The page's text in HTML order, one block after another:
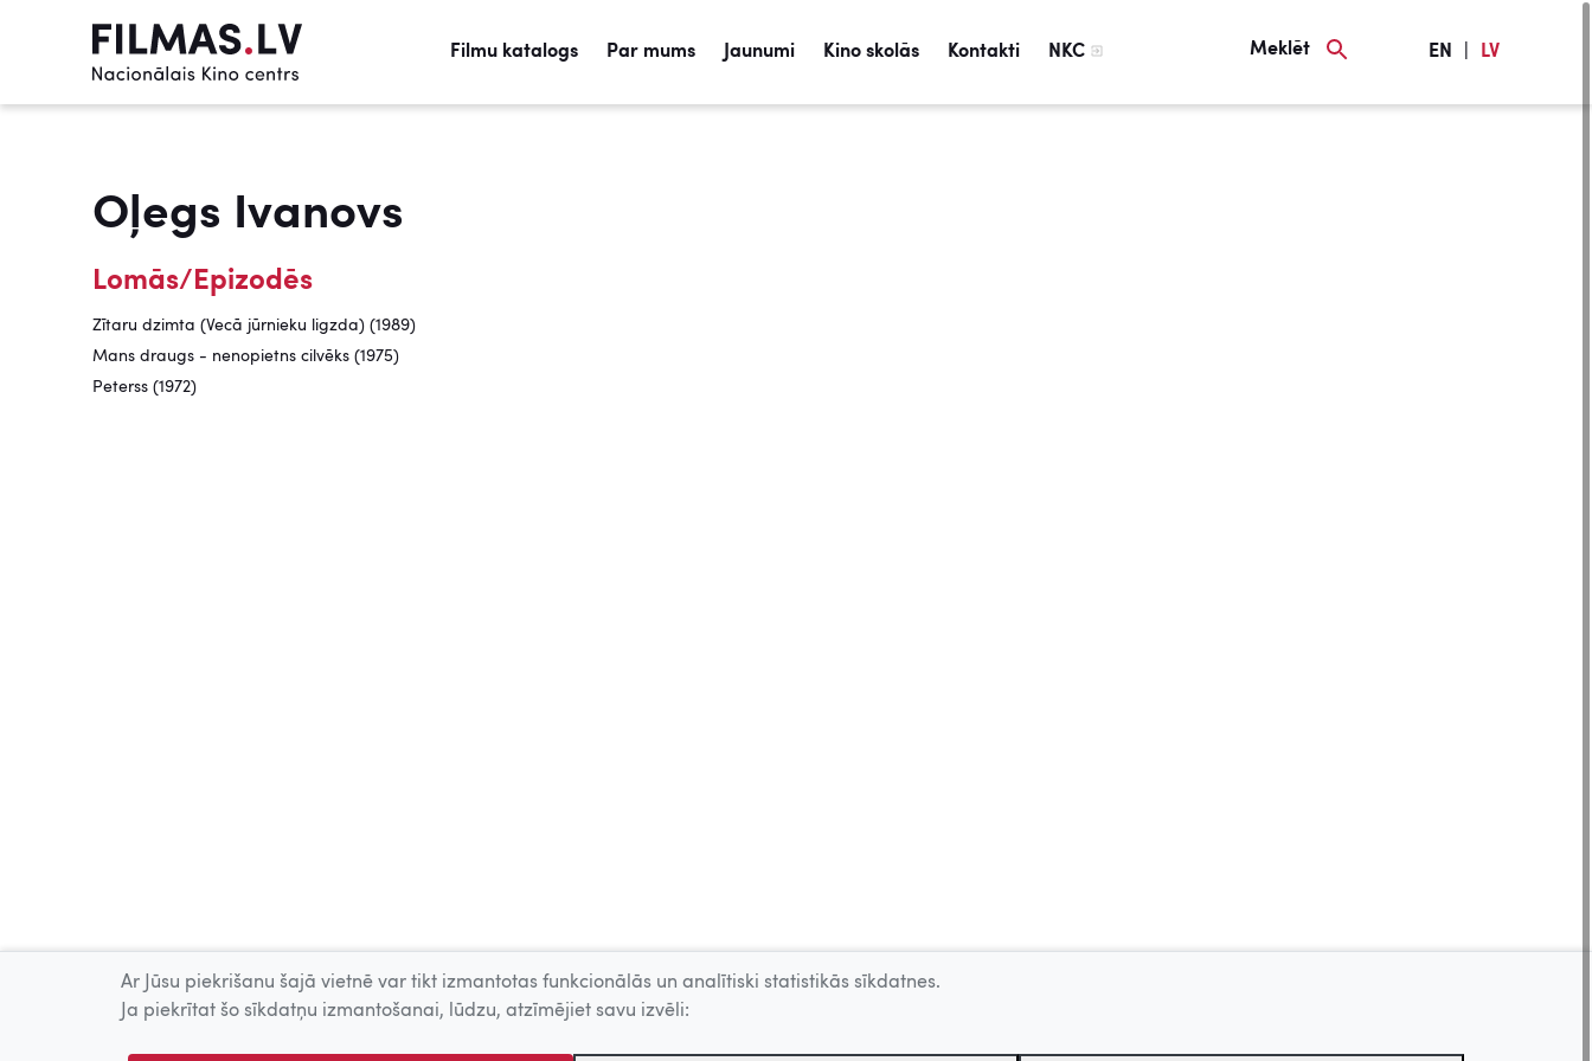
Filmu katalogs Par mums Jaunumi Kino skolās Kontakti NKC Meklēt EN LV
Oļegs Ivanovs
Lomās/Epizodēs
Zītaru dzimta (Vecā jūrnieku ligzda) (1989)
Mans draugs - nenopietns cilvēks (1975)
Peterss (1972)
Ar Jūsu piekrišanu šajā vietnē var tikt izmantotas funkcionālās un analītiski statistikās sīkdatnes.
Ja piekrītat šo sīkdatņu izmantošanai, lūdzu, atzīmējiet savu izvēli: